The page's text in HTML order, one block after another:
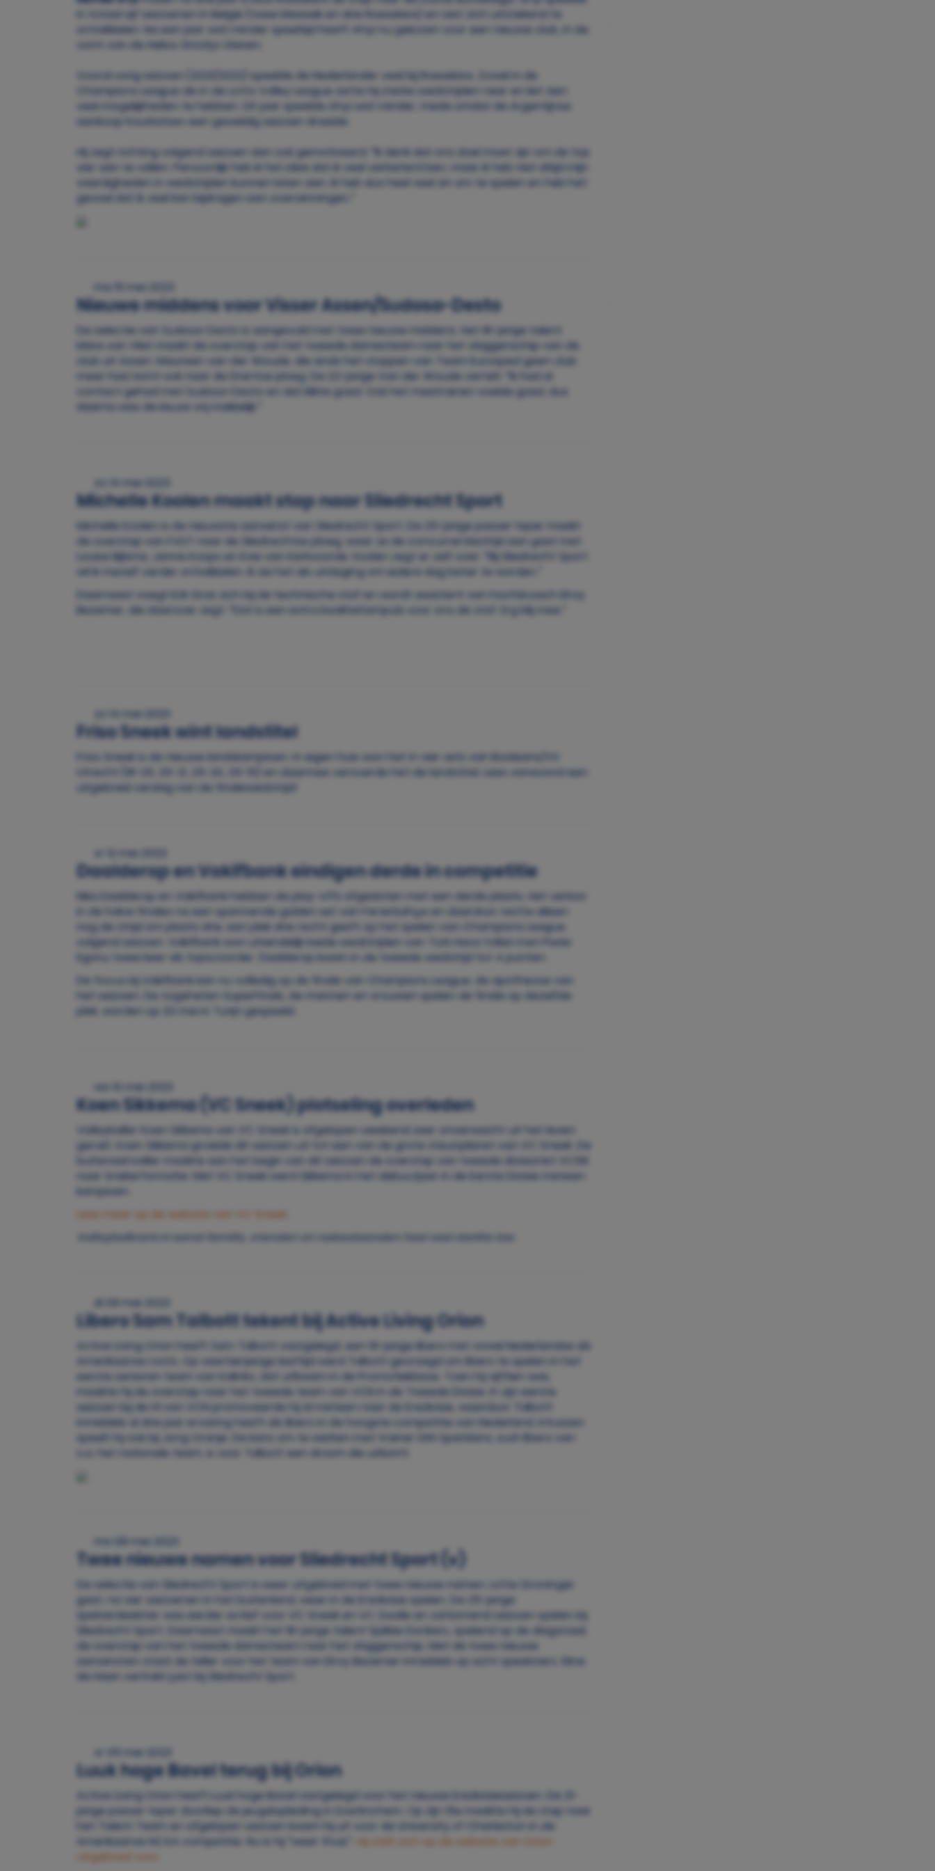
in totaal vijf seizoenen in België (twee Maaseik en drie Roeselare) en wist zich uitstekend te
ontwikkelen. Na een jaar wat minder speeltijd heeft Ahyi nu gekozen voor een nieuwe club, in de
vorm van de Helios Grizzlys Giesen.
Vooral vorig seizoen (2021/2022) speelde de Nederlander veel bij Roeselare. Zowel in de
Champions League als in de Lotto Volley League zette hij sterke wedstrijden neer en liet zien
veel mogelijkheden te hebben. Dit jaar speelde Ahyi wat minder, mede omdat de Argentijnse
aankoop Kourkatsev een geweldig seizoen draaide.
Hij zegt richting volgend seizoen dan ook gemotiveerd: “Ik denk dat ons doel moet zijn om de top
vier aan te vallen. Persoonlijk heb ik het idee dat ik veel verbeterd ben, maar ik heb niet altijd mijn
vaardigheden in wedstrijden kunnen laten zien. Ik heb dus heel veel zin om te spelen en heb het
gevoel dat ik veel kan bijdragen aan overwinningen.”
ma 15 mei 2023
Nieuwe middens voor Visser Assen/Sudosa-Desto
De selectie van Sudosa-Desto is aangevuld met twee nieuwe middens. Het 18-jarige talent
Mare van Vliet maakt de overstap van het tweede damesteam naar het vlaggenschip van de
club uit Assen. Maureen van der Woude, die sinds het stoppen van Team Eurosped geen club
meer had, komt ook naar de Drentse ploeg. De 22-jarige Van der Woude vertelt: “Ik had al
contact gehad met Sudosa-Desto en dat klikte goed. Ook het meetrainen voelde goed, dus
daarna was de keuze vrij makkelijk.”
zo 14 mei 2023
Michelle Koolen maakt stap naar Sliedrecht Sport
Michelle Koolen is de nieuwste aanwinst van Sliedrecht Sport. De 25-jarige passer-loper maakt
de overstap van FAST naar de Sliedrechtse ploeg, waar ze de concurrentiestrijd aan gaat met
Louise Bijlsma, Janne Koops en Evie van Kerkvoorde. Koolen zegt er zelf over: “Bij Sliedrecht Sport
wil ik mezelf verder ontwikkelen. Ik zie het als uitdaging om iedere dag beter te worden.”
Daarnaast voegt Erik Gras zich bij de technische staf en wordt assistent van hoofdcoach Elroy
Bezemer, die daarover zegt: “Dat is een extra kwaliteitsimpuls voor ons als staf. Erg blij mee.”
zo 14 mei 2023
Friso Sneek wint landstitel
Friso Sneek is de nieuwe landskampioen. In eigen huis won het in vier sets van Booleans/VV
Utrecht (18-25, 25-21, 25-20, 25-15) en daarmee veroverde het de landstitel. Lees vanavond een
uitgebreid verslag van de finalewedstrijd!
vr 12 mei 2023
Daalderop en Vakifbank eindigen derde in competitie
Nika Daalderop en Vakifbank hebben de play-offs afgesloten met een derde plaats. Het verloor
in de halve finales na een spannende golden set van Fenerbahçe en daardoor restte alleen
nog de strijd om plaats drie, een plek drie recht geeft op het spelen van Champions League
volgend seizoen. Vakifbank won uiteindelijk beide wedstrijden van Türk Hava Yollari met Paola
Egonu twee keer als topscoorder. Daalderop kwam in de tweede wedstrijd tot 4 punten.
De focus bij Vakifbank kan nu volledig op de finale van Champions League, de apotheose van
het seizoen. De zogeheten SuperFinals, de mannen en vrouwen spelen de finale op dezelfde
plek, worden op 20 mei in Turijn gespeeld.
wo 10 mei 2023
Koen Sikkema (VC Sneek) plotseling overleden
Volleyballer Koen Sikkema van VC Sneek is afgelopen weekend zeer onverwacht uit het leven
gerukt. Koen Sikkema groeide dit seizoen uit tot een van de grote steunpilaren van VC Sneek. De
buitenaanvaller maakte aan het begin van dit seizoen de overstap van tweede divisionist VC58
naar Snekerformatie. Met VC Sneek werd Sikkema in het debuutjaar in de Eerste Divisie meteen
kampioen.
Lees meer op de website van VC Sneek
Volleybalkrant.nl wenst familie, vrienden en nabestaanden heel veel sterkte toe.
di 09 mei 2023
Libero Sam Talbott tekent bij Active Living Orion
Active Living Orion heeft Sam Talbott vastgelegd, een 19-jarige libero met zowel Nederlandse als
Amerikaanse roots. Op veertienjarige leeftijd werd Talbott gevraagd om libero te spelen in het
eerste senioren team van Kalinko, dat uitkwam in de Promotieklasse. Toen hij vijftien was,
maakte hij de overstap naar het tweede team van VCN in de Tweede Divisie. In zijn eerste
seizoen bij de H1 van VCN promoveerde hij al meteen naar de Eredivisie, waardoor Talbott
inmiddels al drie jaar ervaring heeft als libero in de hoogste competitie van Nederland. Intussen
speelt hij ook bij Jong Oranje. De kans om te werken met trainer Dirk Sparidans, oud-libero van
o.a. het nationale team, is voor Talbott een droom die uitkomt.
ma 08 mei 2023
Twee nieuwe namen voor Sliedrecht Sport (v)
De selectie van Sliedrecht Sport is weer uitgebreid met twee nieuwe namen. Lotte Groninger
gaat, na vier seizoenen in het buitenland, weer in de Eredivisie spelen. De 25-jarige
spelverdeelster was eerder actief voor VC Sneek en VC Zwolle en zal komend seizoen spelen bij
Sliedrecht Sport. Daarnaast maakt het 18-jarige talent Sjakkie Donkers, spelend op de diagonaal,
de overstap van het tweede damesteam naar het vlaggenschip. Met de twee nieuwe
aanwinsten staat de teller voor het team van Elroy Bezemer inmiddels op acht speelsters. Eline
de Haan vertrekt juist bij Sliedrecht Sport.
vr 05 mei 2023
Luuk hoge Bavel terug bij Orion
Active Living Orion heeft Luuk hoge Bavel vastgelegd voor het nieuwe Eredivisieseizoen. De 21-
jarige passer-loper doorliep de jeugdopleiding in Doetinchem. Op zijn 15e maakte hij de stap naar
het Talent Team en afgelopen seizoen kwam hij uit voor de University of Charleston in de
Amerikaanse NCAA competitie. Nu is hij “weer thuis”.
Hij stelt zich op de website van Orion
uitgebreid voor.